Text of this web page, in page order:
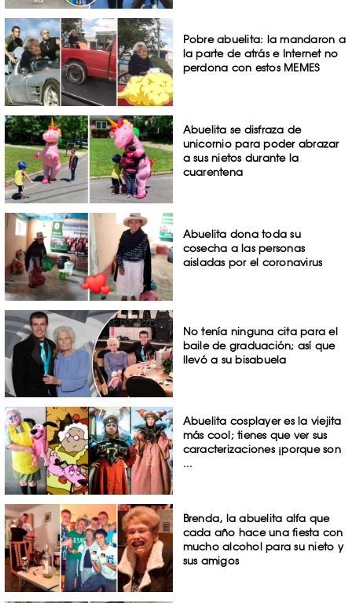
Pobre abuelita: la mandaron a
la parte de atrás e Internet no
perdona con estos MEMES
Abuelita se disfraza de
unicornio para poder abrazar
a sus nietos durante la
cuarentena
Abuelita dona toda su
cosecha a las personas
aisladas por el coronavirus
No tenía ninguna cita para el
baile de graduación; así que
llevó a su bisabuela
Abuelita cosplayer es la viejita
más cool; tienes que ver sus
caracterizaciones ¡porque son
...
Brenda, la abuelita alfa que
cada año hace una fiesta con
mucho alcohol para su nieto y
sus amigos